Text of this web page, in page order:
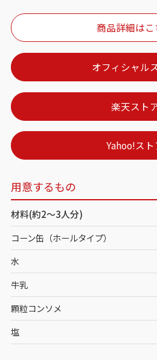
商品詳細はこ
オフィシャル
楽天スト
Yahoo!スト
用意するもの
材料(約2～3人分)
コーン缶（ホールタイプ）
水
牛乳
顆粒コンソメ
塩